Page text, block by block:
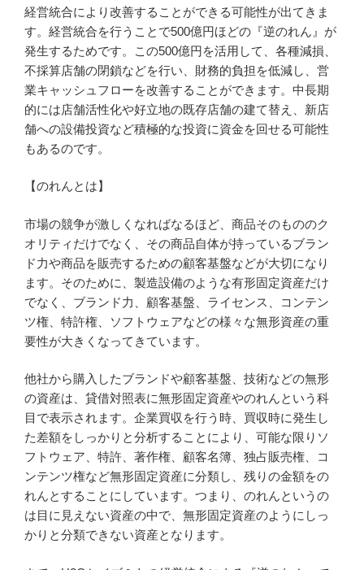
経営統合により改善することができる可能性が出てきま
す。経営統合を行うことで500億円ほどの『逆のれん』が
発生するためです。この500億円を活用して、各種減損、
不採算店舗の閉鎖などを行い、財務的負担を低減し、営
業キャッシュフローを改善することができます。中長期
的には店舗活性化や好立地の既存店舗の建て替え、新店
舗への設備投資など積極的な投資に資金を回せる可能性
もあるのです。
【のれんとは】
市場の競争が激しくなればなるほど、商品そのもののク
オリティだけでなく、その商品自体が持っているブラン
ド力や商品を販売するための顧客基盤などが大切になり
ます。そのために、製造設備のような有形固定資産だけ
でなく、ブランド力、顧客基盤、ライセンス、コンテン
ツ権、特許権、ソフトウェアなどの様々な無形資産の重
要性が大きくなってきています。
他社から購入したブランドや顧客基盤、技術などの無形
の資産は、貸借対照表に無形固定資産やのれんという科
目で表示されます。企業買収を行う時、買収時に発生し
た差額をしっかりと分析することにより、可能な限りソ
フトウェア、特許、著作権、顧客名簿、独占販売権、コ
ンテンツ権など無形固定資産に分類し、残りの金額をの
れんとすることにしています。つまり、のれんというの
は目に見えない資産の中で、無形固定資産のようにしっ
かりと分類できない資産となります。